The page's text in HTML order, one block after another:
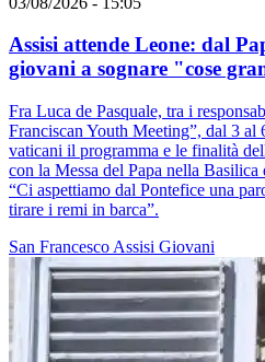
Assisi attende Leone: dal
giovani a sognare "cose
Fra Luca de Pasquale, tra i
Franciscan Youth Meeting”, dal 3 al
vaticani il programma e le finalità
con la Messa del Papa nella
“Ci aspettiamo dal Pontefice una
tirare i remi in barca”.
San Francesco Assisi Giovani